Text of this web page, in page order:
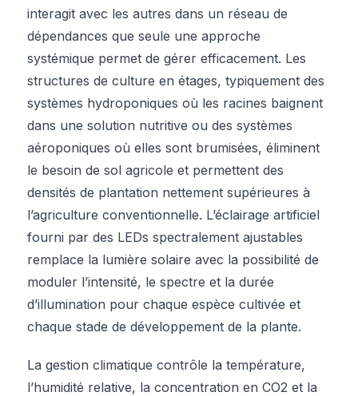
interagit avec les autres dans un réseau de
dépendances que seule une approche
systémique permet de gérer efficacement. Les
structures de culture en étages, typiquement des
systèmes hydroponiques où les racines baignent
dans une solution nutritive ou des systèmes
aéroponiques où elles sont brumisées, éliminent
le besoin de sol agricole et permettent des
densités de plantation nettement supérieures à
l’agriculture conventionnelle. L’éclairage artificiel
fourni par des LEDs spectralement ajustables
remplace la lumière solaire avec la possibilité de
moduler l’intensité, le spectre et la durée
d’illumination pour chaque espèce cultivée et
chaque stade de développement de la plante.
La gestion climatique contrôle la température,
l’humidité relative, la concentration en CO2 et la